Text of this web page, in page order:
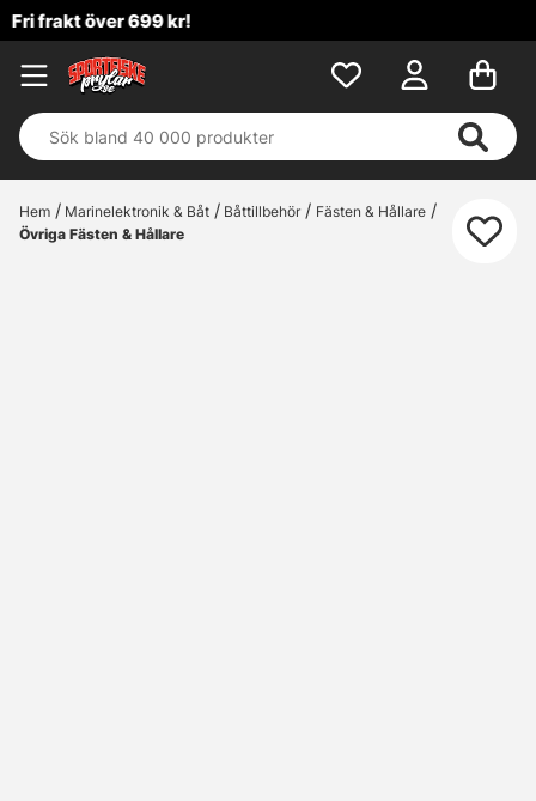
kr!
Hem Marinelektronik & Båt Båttillbehör
Fästen & Hållare
Övriga Fästen & Hållare